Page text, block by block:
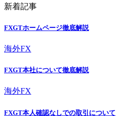
新着記事
FXGTホームページ徹底解説
海外FX
FXGT本社について徹底解説
海外FX
FXGT本人確認なしでの取引について